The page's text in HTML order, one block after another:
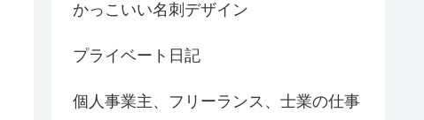
かっこいい名刺デザイン
プライベート日記
個人事業主、フリーランス、士業の仕事